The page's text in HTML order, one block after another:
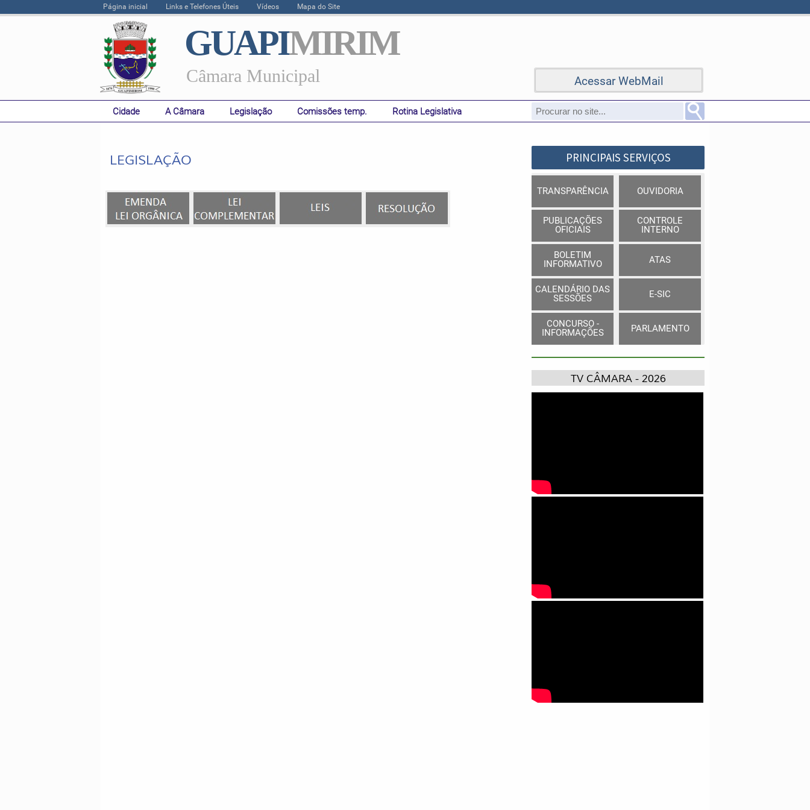
Página inicial Links e Telefones Úteis Vídeos Mapa do Site
GUAPIMIRIM
Câmara Municipal Acessar WebMail
Cidade A Câmara Legislação Comissões temp. Rotina Legislativa
LEGISLAÇÃO PRINCIPAIS SERVIÇOS
TRANSPARÊNCIA
PUBLICAÇÕES
OFICIAIS
BOLETIM
INFORMATIVO
CALENDÁRIO DAS
SESSÕES
CONCURSO -
INFORMAÇÕES
OUVIDORIA
CONTROLE
INTERNO
ATAS
E-SIC
PARLAMENTO
TV CÂMARA - 2026